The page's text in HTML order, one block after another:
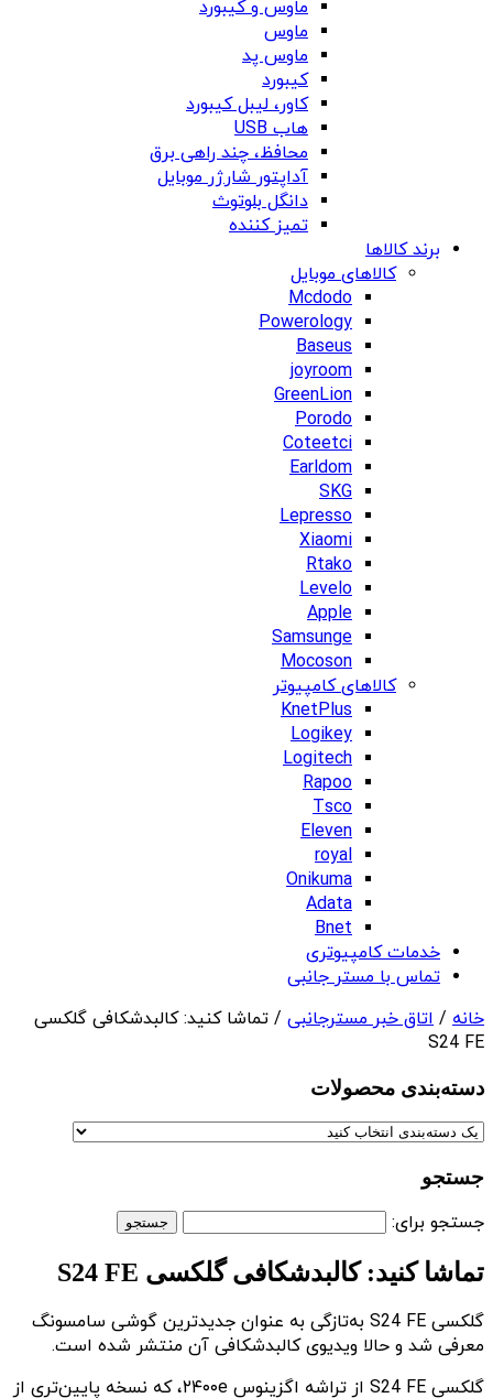
ماوس و کیبورد
ماوس
ماوس پد
کیبورد
کاور، لیبل کیبورد
هاب USB
محافظ، چند راهی برق
آداپتور شارژر موبایل
دانگل بلوتوث
تمیز کننده
برند کالاها
کالاهای موبایل
Mcdodo
Powerology
Baseus
joyroom
GreenLion
Porodo
Coteetci
Earldom
SKG
Lepresso
Xiaomi
Rtako
Levelo
Apple
Samsunge
Mocoson
کالاهای کامپیوتر
KnetPlus
Logikey
Logitech
Rapoo
Tsco
Eleven
royal
Onikuma
Adata
Bnet
خدمات کامپیوتری
تماس با مستر جانبی
خانه / اتاق خبر مسترجانبی / تماشا کنید: کالبدشکافی گلکسی
S24 FE
دسته‌بندی‌ محصولات
جستجو
جستجو برای:
تماشا کنید: کالبدشکافی گلکسی S24 FE
گلکسی S24 FE به‌تازگی به عنوان جدیدترین گوشی سامسونگ
معرفی شد و حالا ویدیوی کالبدشکافی آن‌ منتشر شده است.
گلکسی S24 FE از تراشه اگزینوس ۲۴۰۰e، که نسخه پایین‌تری از